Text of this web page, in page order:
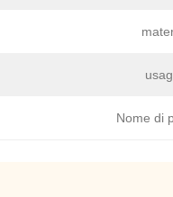
Nome di